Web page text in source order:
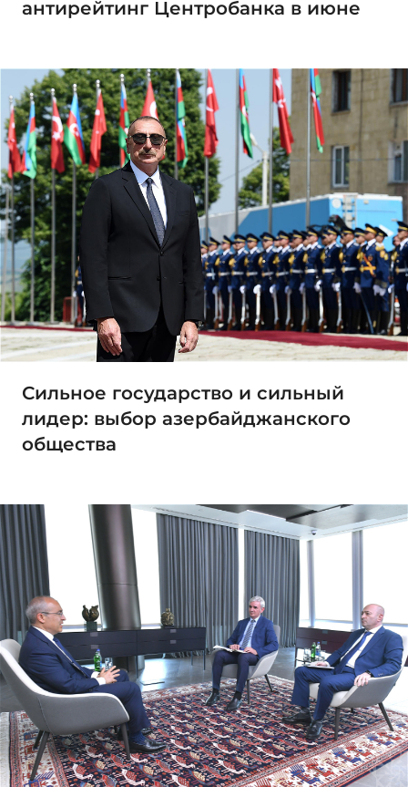
антирейтинг Центробанка в июне
Сильное государство и сильный
лидер: выбор азербайджанского
общества